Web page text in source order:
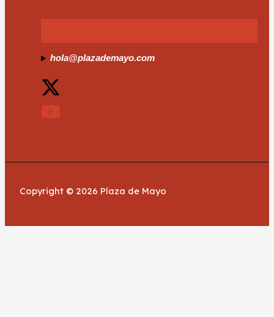
hola@plazademayo.com
Copyright © 2026 Plaza de Mayo